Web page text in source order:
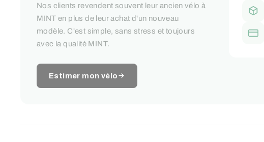
Nos clients revendent souvent leur ancien vélo à
MINT en plus de leur achat d'un nouveau
modèle. C'est simple, sans stress et toujours
avec la qualité MINT.
Estimer mon vélo